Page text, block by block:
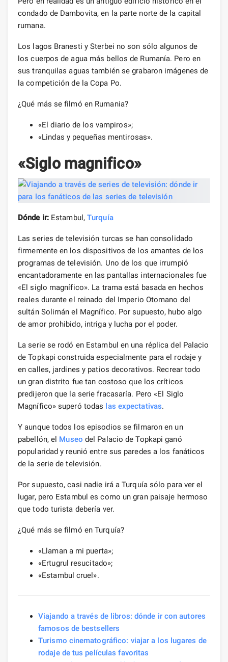
condado de Dambovita, en la parte norte de la capital
rumana.
Los lagos Branesti y Sterbei no son sólo algunos de
los cuerpos de agua más bellos de Rumanía. Pero en
sus tranquilas aguas también se grabaron imágenes de
la competición de la Copa Po.
¿Qué más se filmó en Rumania?
«El diario de los vampiros»;
«Lindas y pequeñas mentirosas».
«Siglo magnifico»
Dónde ir:Estambul,Turquía
Las series de televisión turcas se han consolidado
firmemente en los dispositivos de los amantes de los
programas de televisión. Uno de los que irrumpió
encantadoramente en las pantallas internacionales fue
«El siglo magnífico». La trama está basada en hechos
reales durante el reinado del Imperio Otomano del
sultán Solimán el Magnífico. Por supuesto, hubo algo
de amor prohibido, intriga y lucha por el poder.
La serie se rodó en Estambul en una réplica del Palacio
de Topkapi construida especialmente para el rodaje y
en calles, jardines y patios decorativos. Recrear todo
un gran distrito fue tan costoso que los críticos
predijeron que la serie fracasaría. Pero «El Siglo
Magnífico» superó todas las expectativas.
Y aunque todos los episodios se filmaron en un
pabellón, el Museo del Palacio de Topkapi ganó
popularidad y reunió entre sus paredes a los fanáticos
de la serie de televisión.
Por supuesto, casi nadie irá a Turquía sólo para ver el
lugar, pero Estambul es como un gran paisaje hermoso
que todo turista debería ver.
¿Qué más se filmó en Turquía?
«Llaman a mi puerta»;
«Ertugrul resucitado»;
«Estambul cruel».
Viajando a través de libros: dónde ir con autores
famosos de bestsellers
Turismo cinematográfico: viajar a los lugares de
rodaje de tus películas favoritas